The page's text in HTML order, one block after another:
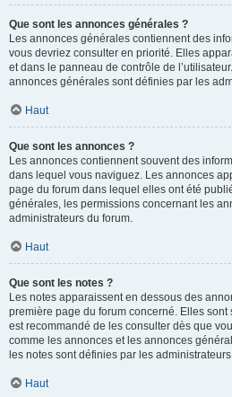
Que sont les annonces générales ?
Les annonces générales contiennent des
vous devriez consulter en priorité. Elles
et dans le panneau de contrôle de
annonces générales sont définies par les
Haut
Que sont les annonces ?
Les annonces contiennent souvent des
dans lequel vous naviguez. Les annonces
page du forum dans lequel elles ont été
générales, les permissions concernant les
administrateurs du forum.
Haut
Que sont les notes ?
Les notes apparaissent en dessous des
première page du forum concerné. Elles sont
est recommandé de les consulter dès que
comme les annonces et les annonces
les notes sont définies par les
Haut